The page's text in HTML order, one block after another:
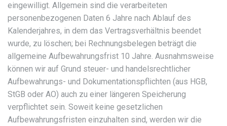
eingewilligt. Allgemein sind die verarbeiteten
personenbezogenen Daten 6 Jahre nach Ablauf des
Kalenderjahres, in dem das Vertragsverhältnis beendet
wurde, zu löschen; bei Rechnungsbelegen beträgt die
allgemeine Aufbewahrungsfrist 10 Jahre. Ausnahmsweise
können wir auf Grund steuer- und handelsrechtlicher
Aufbewahrungs- und Dokumentationspflichten (aus HGB,
StGB oder AO) auch zu einer längeren Speicherung
verpflichtet sein. Soweit keine gesetzlichen
Aufbewahrungsfristen einzuhalten sind, werden wir die